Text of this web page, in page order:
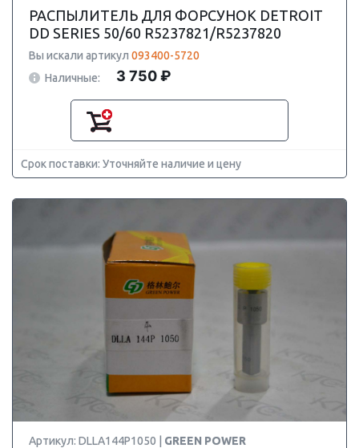
РАСПЫЛИТЕЛЬ ДЛЯ ФОРСУНОК DETROIT
DD SERIES 50/60 R5237821/R5237820
Вы искали артикул 093400-5720
Наличные:
3 750 ₽
Срок поставки: Уточняйте наличие и цену
Артикул: DLLA144P1050 | GREEN POWER